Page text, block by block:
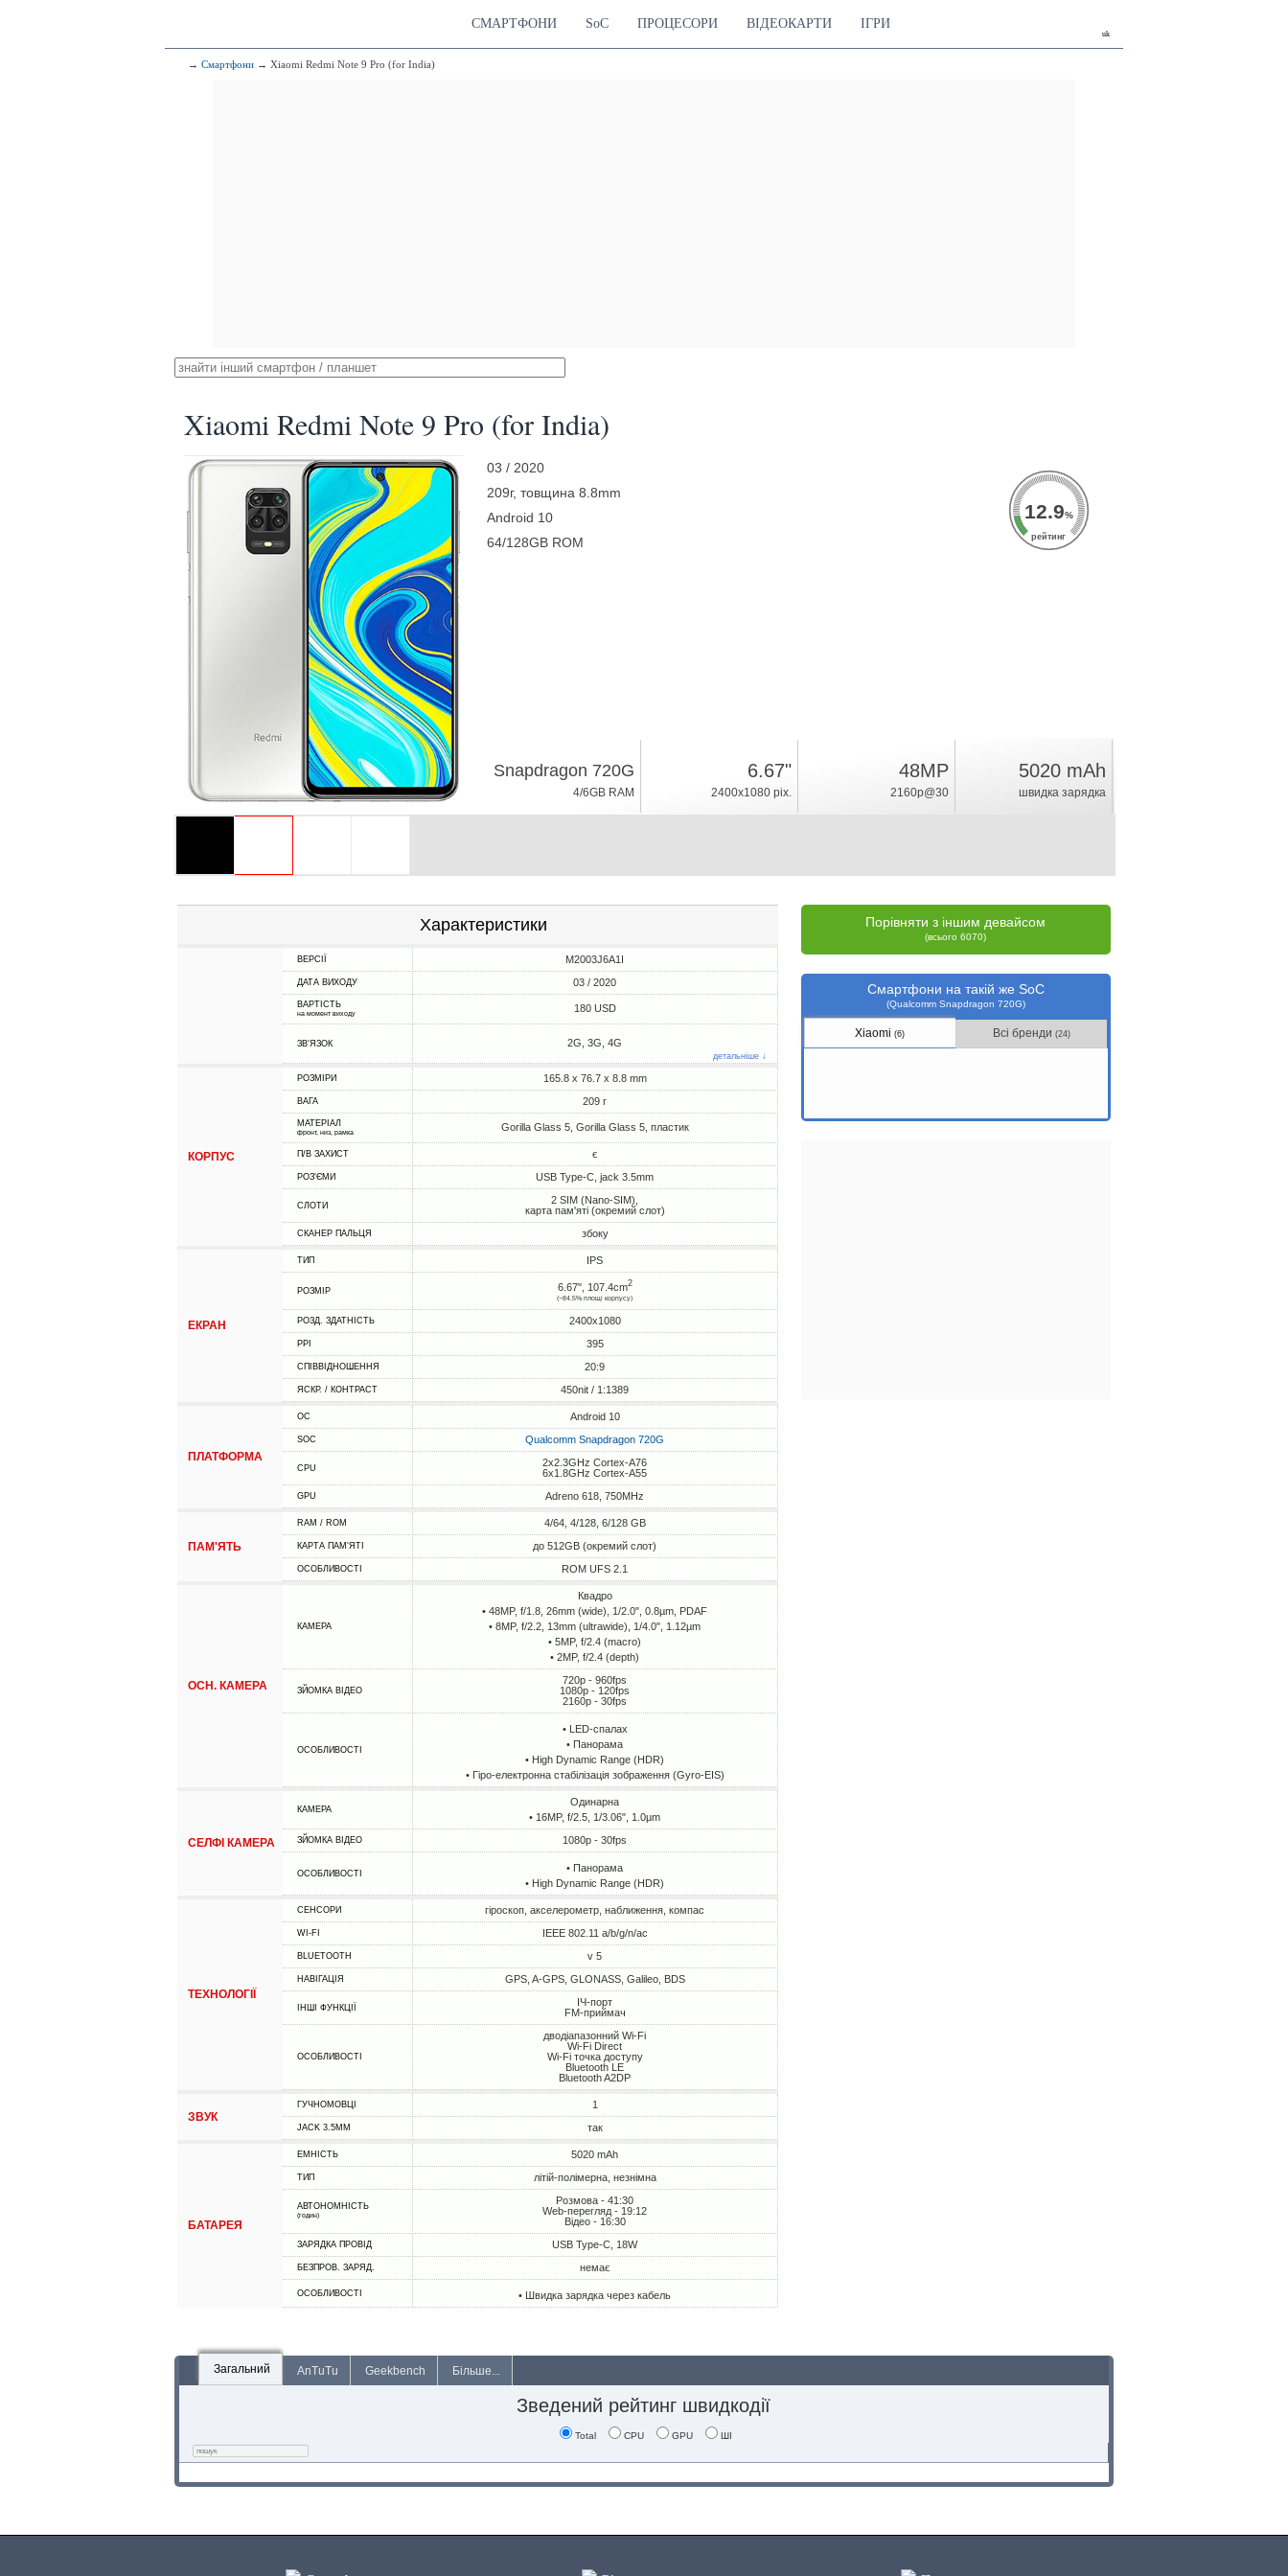
uk
СМАРТФОНИ SoC ПРОЦЕСОРИ ВІДЕОКАРТИ ІГРИ
→ Смартфони → Xiaomi Redmi Note 9 Pro (for India)
Xiaomi Redmi Note 9 Pro (for India)
03 / 2020
209г, товщина 8.8mm
Android 10
64/128GB ROM
12.9%
рейтинг
Snapdragon 720G
4/6GB RAM
6.67"
2400x1080 pix.
48MP
2160p@30
5020 mAh
швидка зарядка
Характеристики
ВЕРСІЇ M2003J6A1I
ДАТА ВИХОДУ 03 / 2020
ВАРТІСТЬ
на момент виходу 180 USD
ЗВ'ЯЗОК 2G, 3G, 4G
детальніше ↓
КОРПУС
РОЗМІРИ 165.8 x 76.7 x 8.8 mm
ВАГА 209 г
МАТЕРІАЛ
фронт, низ, рамка Gorilla Glass 5, Gorilla Glass 5, пластик
П/В ЗАХИСТ є
РОЗ'ЄМИ USB Type-C, jack 3.5mm
СЛОТИ
2 SIM (Nano-SIM),
карта пам'яті (окремий слот)
СКАНЕР ПАЛЬЦЯ збоку
ЕКРАН
ТИП IPS
РОЗМІР 6.67", 107.4cm2
(~84.5% площі корпусу)
РОЗД. ЗДАТНІСТЬ 2400x1080
PPI 395
СПІВВІДНОШЕННЯ 20:9
ЯСКР. / КОНТРАСТ 450nit / 1:1389
ПЛАТФОРМА
ОС Android 10
SOC Qualcomm Snapdragon 720G
CPU
2x2.3GHz Cortex-A76
6x1.8GHz Cortex-A55
GPU Adreno 618, 750MHz
ПАМ'ЯТЬ
RAM / ROM 4/64, 4/128, 6/128 GB
КАРТА ПАМ'ЯТІ до 512GB (окремий слот)
ОСОБЛИВОСТІ ROM UFS 2.1
ОСН. КАМЕРА
КАМЕРА
Квадро
• 48MP, f/1.8, 26mm (wide), 1/2.0", 0.8µm, PDAF
• 8MP, f/2.2, 13mm (ultrawide), 1/4.0", 1.12µm
• 5MP, f/2.4 (macro)
• 2MP, f/2.4 (depth)
ЗЙОМКА ВІДЕО
720p - 960fps
1080p - 120fps
2160p - 30fps
ОСОБЛИВОСТІ
• LED-спалах
• Панорама
• High Dynamic Range (HDR)
• Гіро-електронна стабілізація зображення (Gyro-EIS)
СЕЛФІ КАМЕРА
КАМЕРА
Одинарна
• 16MP, f/2.5, 1/3.06", 1.0µm
ЗЙОМКА ВІДЕО 1080p - 30fps
ОСОБЛИВОСТІ
• Панорама
• High Dynamic Range (HDR)
ТЕХНОЛОГІЇ
СЕНСОРИ гіроскоп, акселерометр, наближення, компас
WI-FI IEEE 802.11 a/b/g/n/ac
BLUETOOTH v 5
НАВІГАЦІЯ GPS, A-GPS, GLONASS, Galileo, BDS
ІНШІ ФУНКЦІЇ
ІЧ-порт
FM-приймач
ОСОБЛИВОСТІ
дводіапазонний Wi-Fi
Wi-Fi Direct
Wi-Fi точка доступу
Bluetooth LE
Bluetooth A2DP
ЗВУК
ГУЧНОМОВЦІ 1
JACK 3.5MM так
БАТАРЕЯ
ЕМНІСТЬ 5020 mAh
ТИП літій-полімерна, незнімна
АВТОНОМНІСТЬ
(годин)
Розмова - 41:30
Web-перегляд - 19:12
Відео - 16:30
ЗАРЯДКА ПРОВІД USB Type-C, 18W
БЕЗПРОВ. ЗАРЯД. немає
ОСОБЛИВОСТІ • Швидка зарядка через кабель
Порівняти з іншим девайсом
(всього 6070)
Смартфони на такій же SoC
(Qualcomm Snapdragon 720G)
Xiaomi(6) Всі бренди (24)
Загальний AnTuTu Geekbench Більше...
Зведений рейтинг швидкодії
Total CPU GPU ШІ